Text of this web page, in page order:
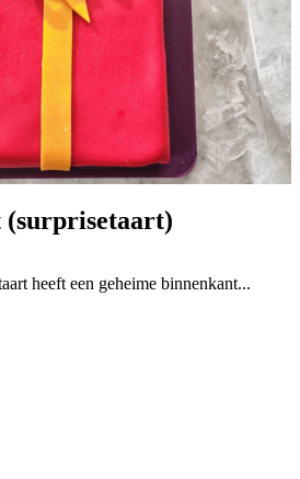
(surprisetaart)
heeft een geheime binnenkant...